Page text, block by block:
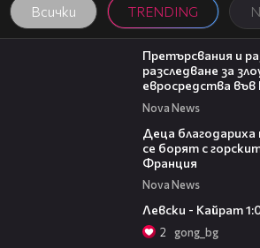
Всички TRENDING
00:27
Претърсвания и
разследване за
евросредства
Nova News
Деца
се борят с
Франция
Nova News
Левски - Кайрат
2 gong_bg